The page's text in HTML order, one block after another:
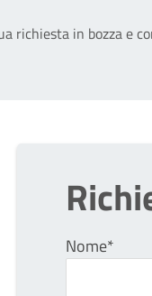
richiesta in bozza e
Nome*